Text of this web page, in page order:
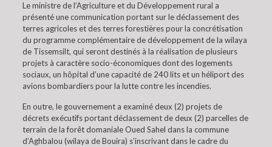
Le ministre de l’Agriculture et du Développement rural a
présenté une communication portant sur le déclassement des
terres agricoles et des terres forestières pour la concrétisation
du programme complémentaire de développement de la wilaya
de Tissemsilt, qui seront destinés à la réalisation de plusieurs
projets à caractère socio-économiques dont des logements
sociaux, un hôpital d’une capacité de 240 lits et un héliport des
avions bombardiers pour la lutte contre les incendies.
En outre, le gouvernement a examiné deux (2) projets de
décrets exécutifs portant déclassement de deux (2) parcelles de
terrain de la forêt domaniale Oued Sahel dans la commune
d’Aghbalou (wilaya de Bouira) s’inscrivant dans le cadre du